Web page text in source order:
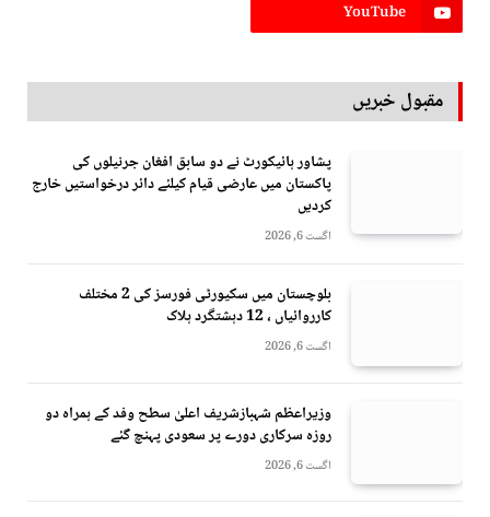
YouTube
مقبول خبریں
پشاور ہائیکورٹ نے دو سابق افغان جرنیلوں کی
پاکستان میں عارضی قیام کیلئے دائر درخواستیں خارج
کردیں
اگست 6, 2026
بلوچستان میں سکیورٹی فورسز کی 2 مختلف
کارروائیاں ، 12 دہشتگرد ہلاک
اگست 6, 2026
وزیراعظم شہبازشریف اعلیٰ سطح وفد کے ہمراہ دو
روزه سرکاری دورے پر سعودی پہنچ گئے
اگست 6, 2026